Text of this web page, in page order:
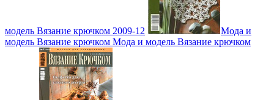
модель Вязание крючком 2009-12
Мода и
модель Вязание крючком Мода и модель Вязание крючком